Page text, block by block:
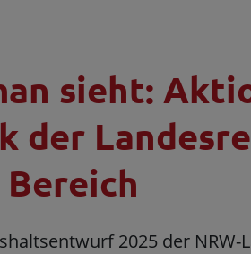
sieht:
der
2025 der NRW-